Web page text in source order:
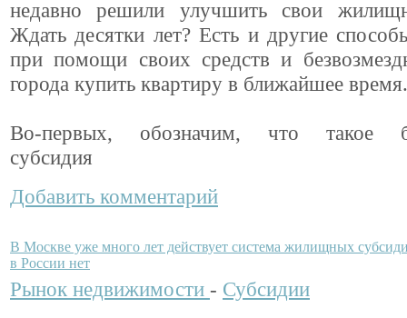
недавно решили улучшить свои
Ждать десятки лет? Есть и другие
при помощи своих средств и
города купить квартиру в ближайшее время.
Во-первых, обозначим, что такое
субсидия
Добавить комментарий
В Москве уже много лет действует система жилищных
в России нет
Рынок недвижимости - Субсидии